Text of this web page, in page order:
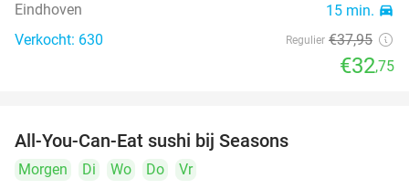
Eindhoven 15 min. directions_car
Verkocht: 630 Regulier €37,95
€32,75
All-You-Can-Eat sushi bij Seasons
Morgen Di Wo Do
Vr